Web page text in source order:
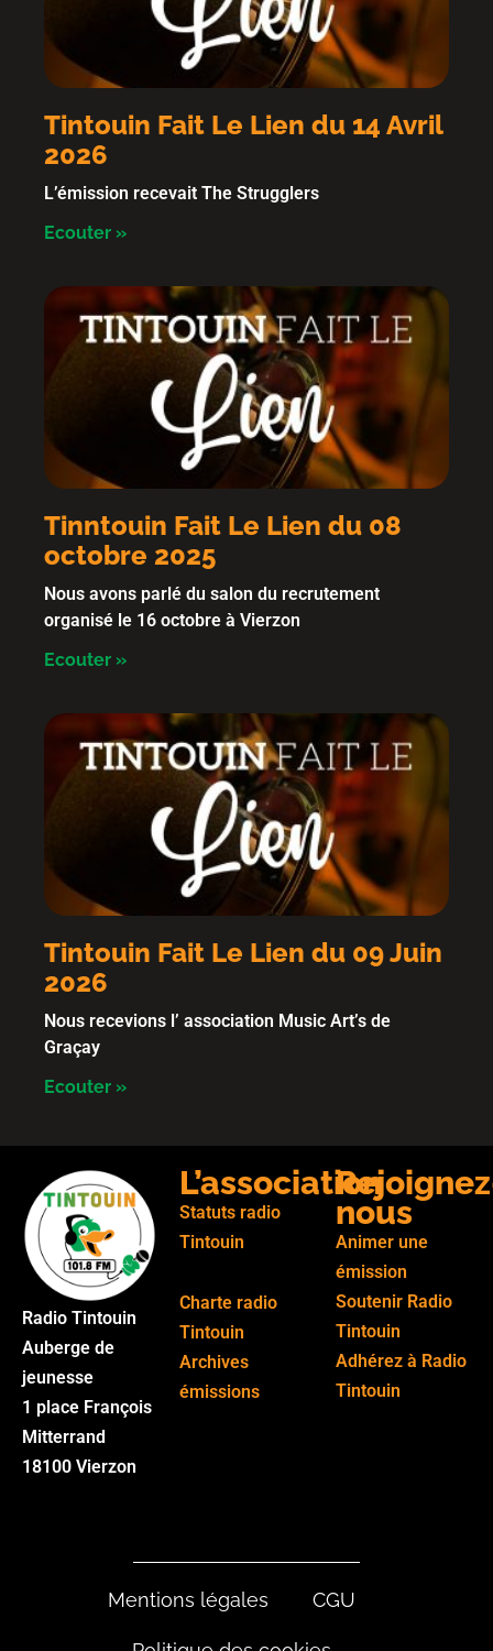
Tintouin Fait Le Lien du 14 Avril
2026
L’émission recevait The Strugglers
Ecouter »
Tinntouin Fait Le Lien du 08
octobre 2025
Nous avons parlé du salon du recrutement
organisé le 16 octobre à Vierzon
Ecouter »
Tintouin Fait Le Lien du 09 Juin
2026
Nous recevions l’ association Music Art’s de
Graçay
Ecouter »
Radio Tintouin
Auberge de
jeunesse
1 place François
Mitterrand
18100 Vierzon
L’association
Statuts radio
Tintouin
Charte radio
Tintouin
Archives
émissions
nous
Animer une
émission
Soutenir Radio
Tintouin
Adhérez à Radio
Tintouin
Mentions légales CGU